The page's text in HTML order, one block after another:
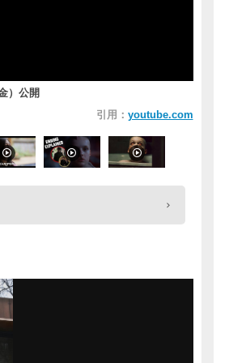
）公開
引用： youtube.com